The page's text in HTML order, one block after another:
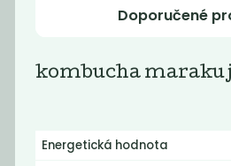
Doporučené
kombucha
Energetická hodnota